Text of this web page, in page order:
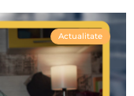
Actualitate